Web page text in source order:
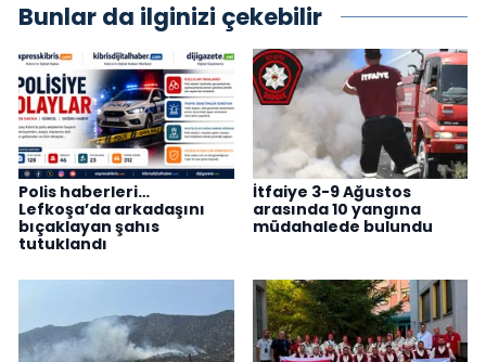
Bunlar da ilginizi çekebilir
Polis haberleri…
Lefkoşa’da arkadaşını
bıçaklayan şahıs
tutuklandı
İtfaiye 3-9 Ağustos
arasında 10 yangına
müdahalede bulundu